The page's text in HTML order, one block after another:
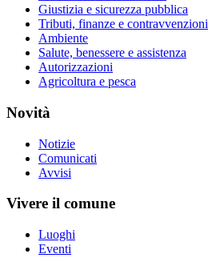
Giustizia e sicurezza pubblica
Tributi, finanze e contravvenzioni
Ambiente
Salute, benessere e assistenza
Autorizzazioni
Agricoltura e pesca
Novità
Notizie
Comunicati
Avvisi
Vivere il comune
Luoghi
Eventi